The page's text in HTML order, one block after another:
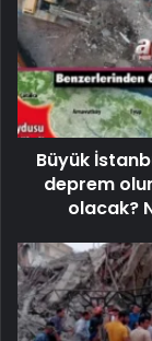
Büyük
deprem
olacak?